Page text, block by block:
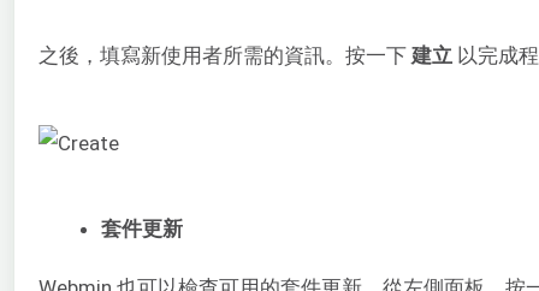
之後，填寫新使用者所需的資訊。按一下 建立 以完成
套件更新